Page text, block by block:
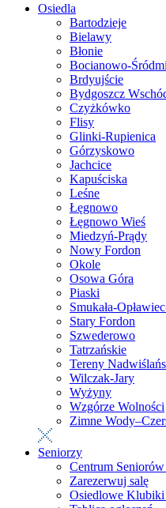
Osiedla
Bartodzieje
Bielawy
Błonie
Bocianowo-
Brdyujście
Bydgoszcz
Czyżkówko
Flisy
Glinki-Rupienica
Górzyskowo
Jachcice
Kapuściska
Leśne
Łęgnowo
Łęgnowo Wieś
Miedzyń-Prądy
Nowy Fordon
Okole
Osowa Góra
Piaski
Smukała-
Stary Fordon
Szwederowo
Tatrzańskie
Tereny
Wilczak-Jary
Wyżyny
Wzgórze Wolności
Zimne
Seniorzy
Centrum
Zarezerwuj salę
Osiedlowe Klubiki